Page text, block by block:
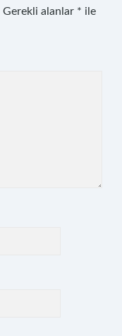
Gerekli alanlar * ile